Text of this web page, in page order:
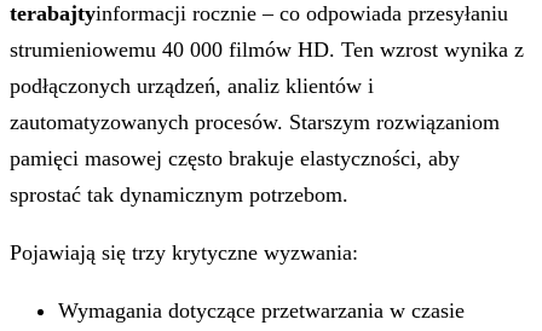
terabajtyinformacji rocznie – co odpowiada przesyłaniu
strumieniowemu 40 000 filmów HD. Ten wzrost wynika z
podłączonych urządzeń, analiz klientów i
zautomatyzowanych procesów. Starszym rozwiązaniom
pamięci masowej często brakuje elastyczności, aby
sprostać tak dynamicznym potrzebom.
Pojawiają się trzy krytyczne wyzwania:
Wymagania dotyczące przetwarzania w czasie